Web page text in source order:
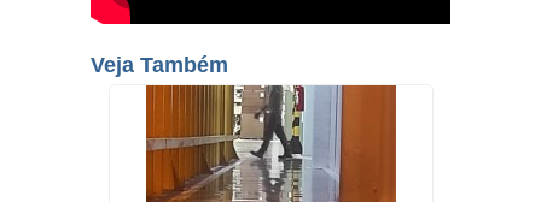
Veja Também